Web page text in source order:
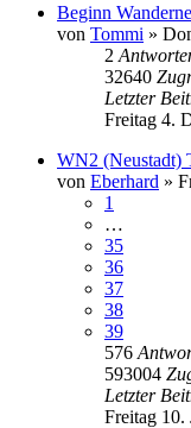
Beginn
von Tommi »
2
32640
Letzter
Freitag 4.
WN2 (Neustadt)
von Eberhard »
1
…
35
36
37
38
39
576
593004
Letzter
Freitag 10.